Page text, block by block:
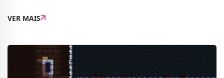
atualmente disponível para PC e PlayStation 5, com
VER MAIS